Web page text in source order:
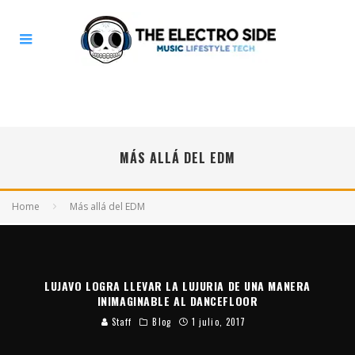
MÁS ALLÁ DEL EDM
Home Más allá del EDM
LUJAVO LOGRA LLEVAR LA LUJURIA DE UNA MANERA
INIMAGINABLE AL DANCEFLOOR
Staff Blog 1 julio, 2017